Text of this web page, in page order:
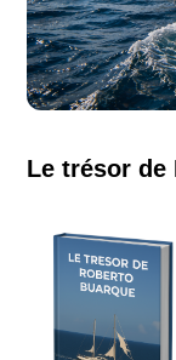
Le trésor de